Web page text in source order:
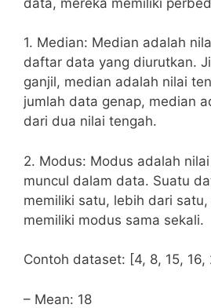
1. Median: Median adalah
daftar data yang diurutkan.
ganjil, median adalah nilai
jumlah data genap, median
dari dua nilai tengah.
2. Modus: Modus adalah
muncul dalam data. Suatu
memiliki satu, lebih dari
memiliki modus sama sekali.
Contoh dataset: [4, 8, 15, 16,
– Mean: 18